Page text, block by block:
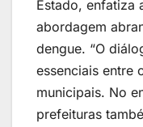
Estado, enfatiza
abordagem
dengue. “O
essenciais entre
municipais. No
prefeituras